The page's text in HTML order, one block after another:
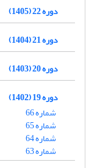
دوره 22 (1405)
دوره 21 (1404)
دوره 20 (1403)
دوره 19 (1402)
شماره 66
شماره 65
شماره 64
شماره 63